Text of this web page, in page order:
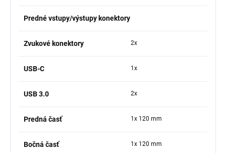
Predné vstupy/výstupy konektory
Zvukové konektory 2x
USB-C 1x
USB 3.0 2x
Predná časť 1x 120 mm
Bočná časť 1x 120 mm